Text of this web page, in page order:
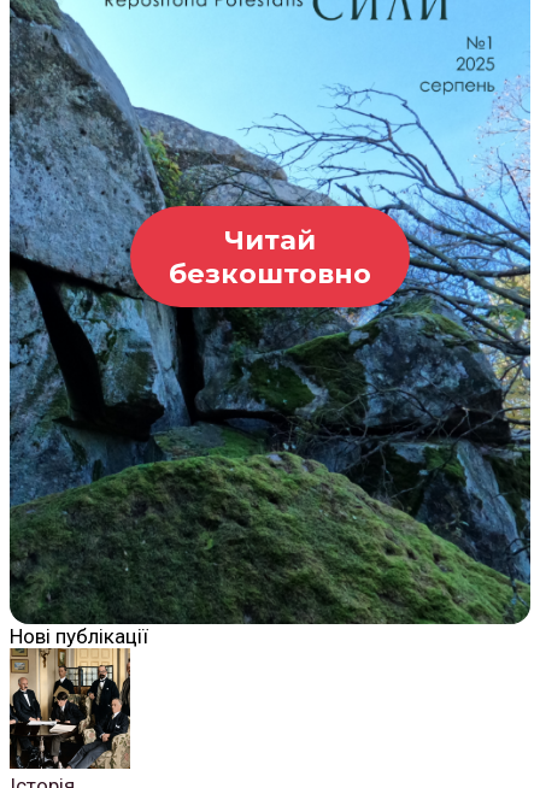
Читай
безкоштовно
Нові публікації